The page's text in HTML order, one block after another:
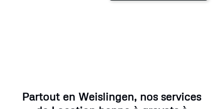
Partout en Weislingen, nos services